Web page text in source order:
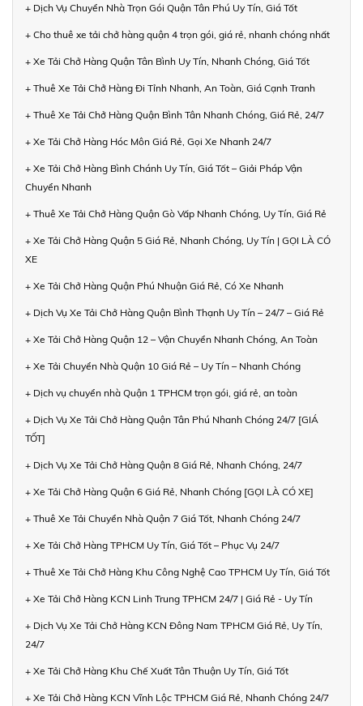
+ Dịch Vụ Chuyển Nhà Trọn Gói Quận Tân Phú Uy Tín, Giá Tốt
+ Cho thuê xe tải chở hàng quận 4 trọn gói, giá rẻ, nhanh chóng nhất
+ Xe Tải Chở Hàng Quận Tân Bình Uy Tín, Nhanh Chóng, Giá Tốt
+ Thuê Xe Tải Chở Hàng Đi Tỉnh Nhanh, An Toàn, Giá Cạnh Tranh
+ Thuê Xe Tải Chở Hàng Quận Bình Tân Nhanh Chóng, Giá Rẻ, 24/7
+ Xe Tải Chở Hàng Hóc Môn Giá Rẻ, Gọi Xe Nhanh 24/7
+ Xe Tải Chở Hàng Bình Chánh Uy Tín, Giá Tốt – Giải Pháp Vận
Chuyển Nhanh
+ Thuê Xe Tải Chở Hàng Quận Gò Vấp Nhanh Chóng, Uy Tín, Giá Rẻ
+ Xe Tải Chở Hàng Quận 5 Giá Rẻ, Nhanh Chóng, Uy Tín | GỌI LÀ CÓ
XE
+ Xe Tải Chở Hàng Quận Phú Nhuận Giá Rẻ, Có Xe Nhanh
+ Dịch Vụ Xe Tải Chở Hàng Quận Bình Thạnh Uy Tín – 24/7 – Giá Rẻ
+ Xe Tải Chở Hàng Quận 12 – Vận Chuyển Nhanh Chóng, An Toàn
+ Xe Tải Chuyển Nhà Quận 10 Giá Rẻ – Uy Tín – Nhanh Chóng
+ Dịch vụ chuyển nhà Quận 1 TPHCM trọn gói, giá rẻ, an toàn
+ Dịch Vụ Xe Tải Chở Hàng Quận Tân Phú Nhanh Chóng 24/7 [GIÁ
TỐT]
+ Dịch Vụ Xe Tải Chở Hàng Quận 8 Giá Rẻ, Nhanh Chóng, 24/7
+ Xe Tải Chở Hàng Quận 6 Giá Rẻ, Nhanh Chóng [GỌI LÀ CÓ XE]
+ Thuê Xe Tải Chuyển Nhà Quận 7 Giá Tốt, Nhanh Chóng 24/7
+ Xe Tải Chở Hàng TPHCM Uy Tín, Giá Tốt – Phục Vụ 24/7
+ Thuê Xe Tải Chở Hàng Khu Công Nghệ Cao TPHCM Uy Tín, Giá Tốt
+ Xe Tải Chở Hàng KCN Linh Trung TPHCM 24/7 | Giá Rẻ - Uy Tín
+ Dịch Vụ Xe Tải Chở Hàng KCN Đông Nam TPHCM Giá Rẻ, Uy Tín,
24/7
+ Xe Tải Chở Hàng Khu Chế Xuất Tân Thuận Uy Tín, Giá Tốt
+ Xe Tải Chở Hàng KCN Vĩnh Lộc TPHCM Giá Rẻ, Nhanh Chóng 24/7